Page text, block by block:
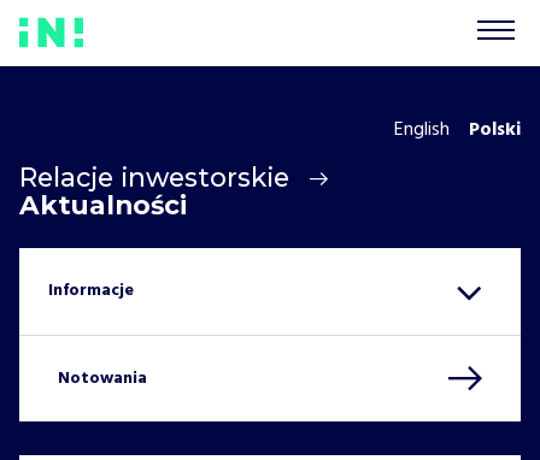
Relacje inwestorskie
Aktualności
English Polski
Notowania